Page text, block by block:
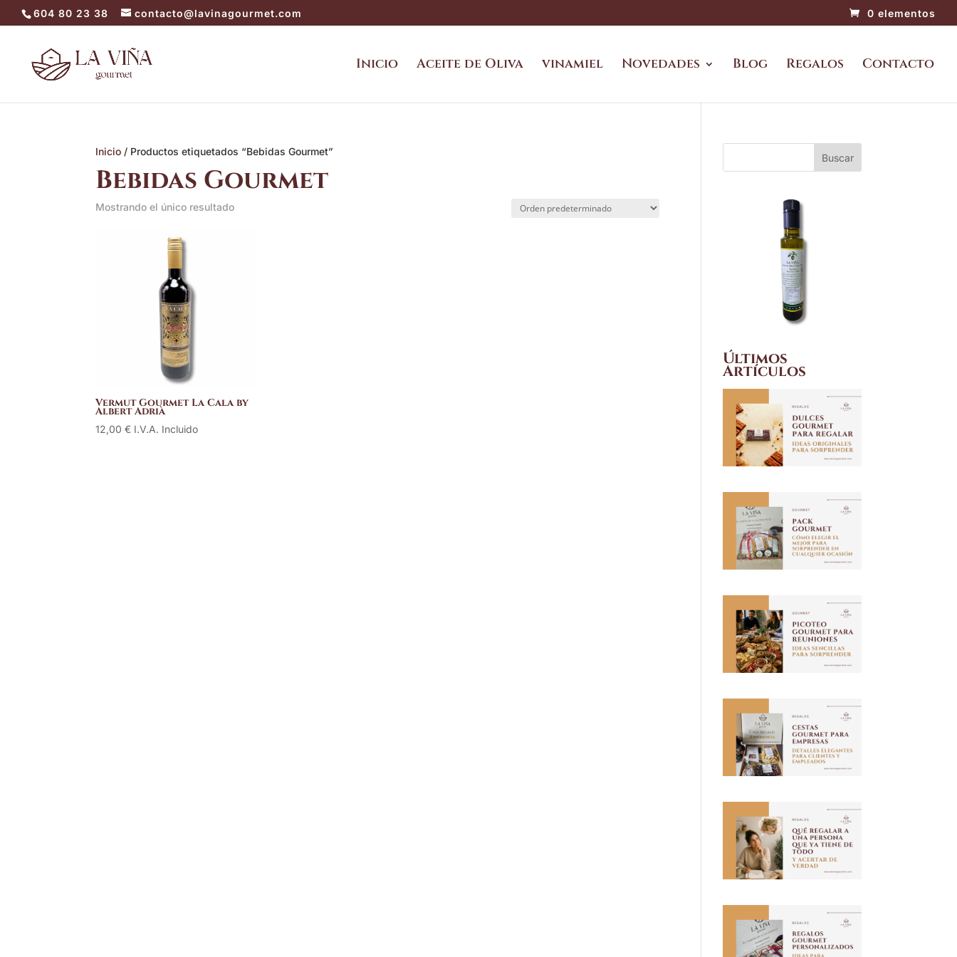
604 80 23 38 contacto@lavinagourmet.com 0 elementos
Inicio Aceite de Oliva vinamiel Novedades Blog Regalos Contacto
Inicio / Productos etiquetados “Bebidas Gourmet”
Bebidas Gourmet
Mostrando el único resultado
Vermut Gourmet La Cala by
Albert Adrià
12,00€ I.V.A. Incluido
Buscar
Últimos
Artículos